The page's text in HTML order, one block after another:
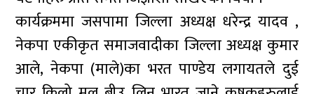
कार्यक्रममा जसपामा जिल्ला अध्यक्ष धरेन्द्र यादव ,
नेकपा एकीकृत समाजवादीका जिल्ला अध्यक्ष कुमार
आले, नेकपा (माले)का भरत पाण्डेय लगायतले दुई